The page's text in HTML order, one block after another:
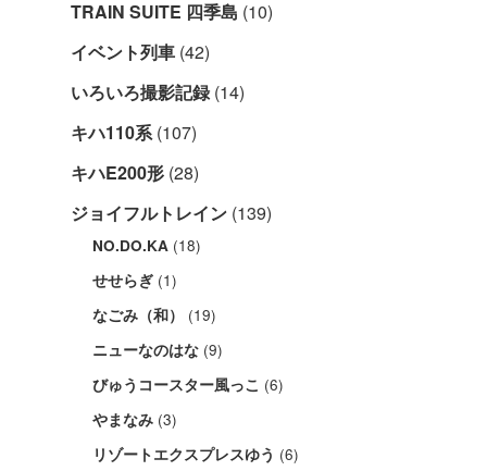
TRAIN SUITE 四季島 (10)
イベント列車 (42)
いろいろ撮影記録(14)
キハ110系(107)
キハE200形 (28)
ジョイフルトレイン (139)
NO.DO.KA (18)
せせらぎ (1)
なごみ（和） (19)
ニューなのはな (9)
びゅうコースター風っこ (6)
やまなみ (3)
リゾートエクスプレスゆう (6)